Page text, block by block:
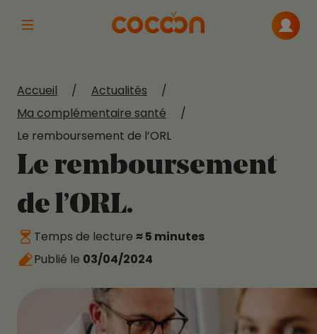
Afficher la navigation principale
Me
Accueil / Actualités
/
Ma complémentaire santé
/
Le remboursement de l’ORL
Le remboursement
de l’ORL.
Temps de lecture ≈ 5 minutes
Publié le 03/04/2024